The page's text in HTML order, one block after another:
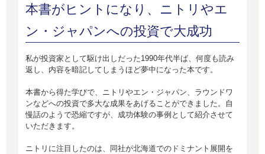
本書がヒントになり、ニトリやエ
ン・ジャパンへの投資で大成功
私が投資家として駆け出しだった1990年代半ば、何度も読み
返し、内容を暗記してしまうほど夢中になった本です。
本書から得た学びで、ニトリやエン・ジャパン、ラウンドワ
ンなどへの投資で多大な成果をあげることができました。自
慢話のようで恐縮ですが、成功体験の事例として紹介させて
いただきます。
ニトリに注目したのは、同社が北海道でのドミナント展開を